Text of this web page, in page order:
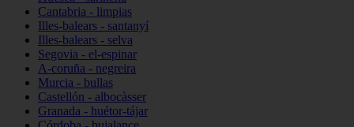
Cantabria - limpias
Illes-balears - santanyí
Illes-balears - selva
Segovia - el-espinar
A-coruña - negreira
Murcia - bullas
Castellón - albocàsser
Granada - huétor-tájar